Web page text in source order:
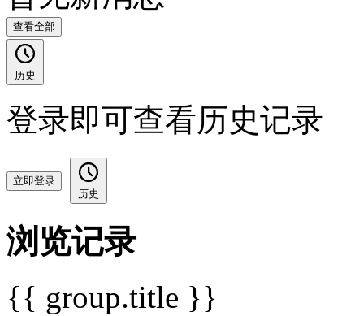
查看全部
历史
登录即可查看历史记录
立即登录
历史
浏览记录
{{ group.title }}